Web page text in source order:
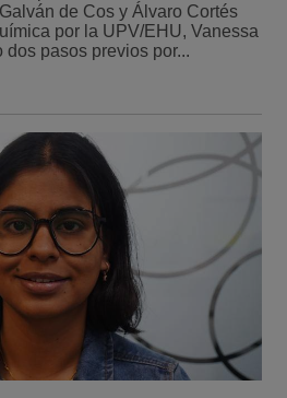
de Cos y Álvaro Cortés
por la UPV/EHU, Vanessa
pasos previos por...